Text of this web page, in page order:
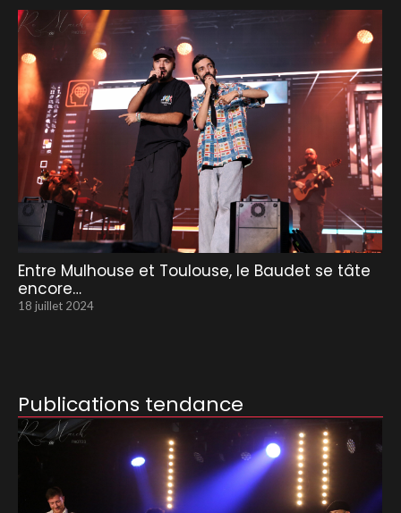
Entre Mulhouse et Toulouse, le Baudet se tâte
encore…
18 juillet 2024
Publications tendance